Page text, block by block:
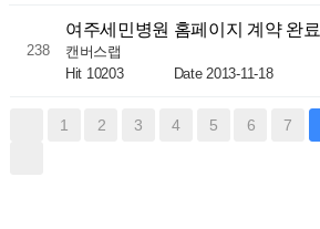
238
여주세민병원 홈페이지 계약 완료
캔버스랩
Hit 10203
Date 2013-11-18
1 2 3 4 5 6 7